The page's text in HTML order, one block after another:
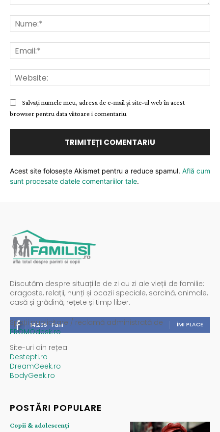
Salvați numele meu, adresa de e-mail și site-ul web în acest
browser pentru data viitoare i comentariu.
Acest site folosește Akismet pentru a reduce spamul. Află cum
sunt procesate datele comentariilor tale.
Discutăm despre situațiile de zi cu zi ale vieții de familie:
dragoste, relații, nunți și ocazii speciale, sarcină, animale,
casă și grădină, rețete și timp liber.
14,235 Fani ÎMI PLACE
Spații publicitare / reclamă administrată de
PROMOdesk.ro
Site-uri din rețea:
Destepti.ro
DreamGeek.ro
BodyGeek.ro
POSTĂRI POPULARE
Copii & adolescenți